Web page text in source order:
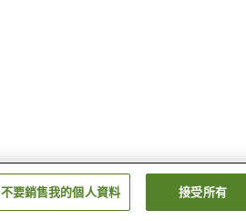
不要銷售我的個人資料 接受所有